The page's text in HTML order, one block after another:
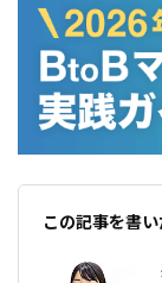
この記事を書